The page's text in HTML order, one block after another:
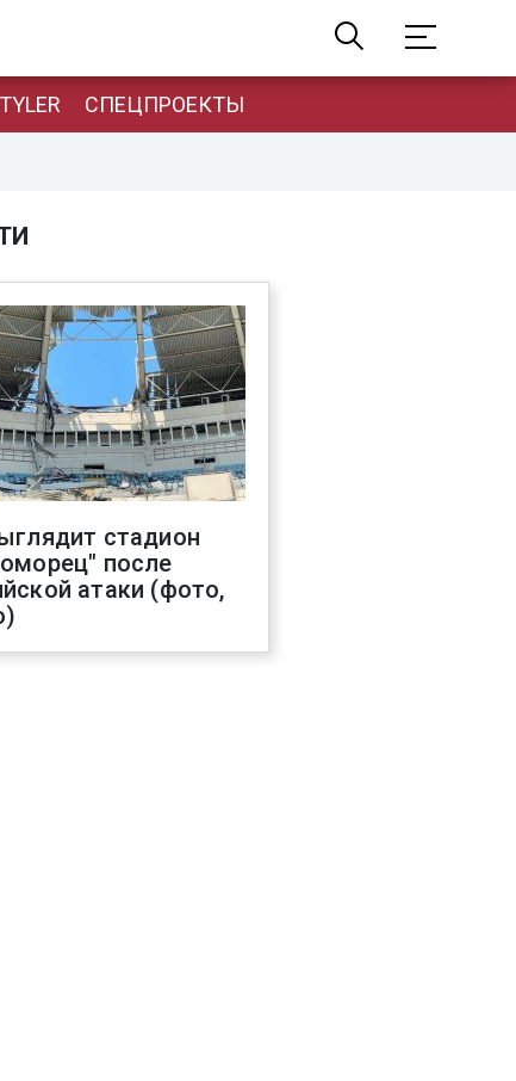
СПЕЦПРОЕКТЫ
стадион
после
атаки (фото,